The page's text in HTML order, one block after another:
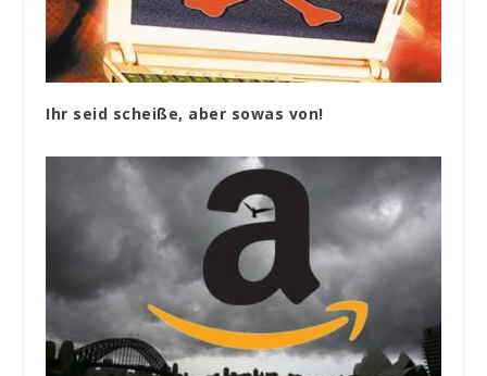
Ihr seid scheiße, aber sowas von!